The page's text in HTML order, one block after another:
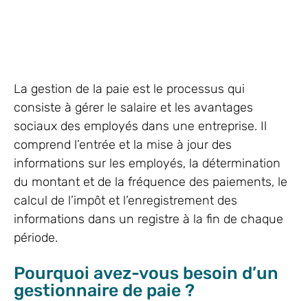
La gestion de la paie est le processus qui
consiste à gérer le salaire et les avantages
sociaux des employés dans une entreprise. Il
comprend l’entrée et la mise à jour des
informations sur les employés, la détermination
du montant et de la fréquence des paiements, le
calcul de l’impôt et l’enregistrement des
informations dans un registre à la fin de chaque
période.
Pourquoi avez-vous besoin d’un
gestionnaire de paie ?